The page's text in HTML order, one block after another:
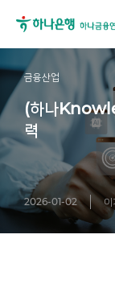
금융산업
(하나
력
2026-01-02 이